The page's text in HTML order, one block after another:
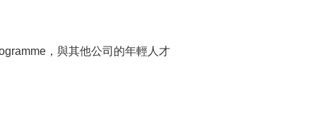
，與其他公司的年輕人才